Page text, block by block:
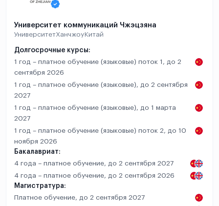
Университет коммуникаций Чжэцзяна
УниверситетХанчжоу Китай
Долгосрочные курсы:
1 год – платное обучение (языковые) поток 1, до 2
сентября 2026
1 год – платное обучение (языковые), до 2 сентября
2027
1 год – платное обучение (языковые), до 1 марта
2027
1 год – платное обучение (языковые) поток 2, до 10
ноября 2026
Бакалавриат:
4 года – платное обучение, до 2 сентября 2027
4 года – платное обучение, до 2 сентября 2026
Магистратура:
Платное обучение, до 2 сентября 2027